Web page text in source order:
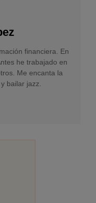
financiera. En
he trabajado en
Me encanta la
bailar jazz.